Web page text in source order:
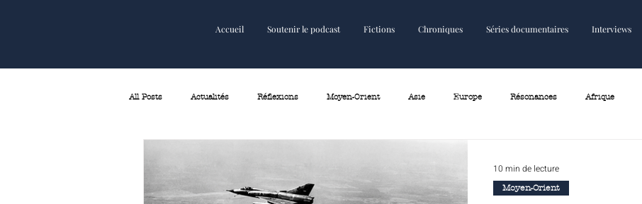
Accueil Soutenir le podcast Fictions Chroniques Séries documentaires Interviews
All Posts Actualités Réflexions Moyen-Orient Asie Europe Résonances Afrique
Moyen-Orient
10 min de lecture
Soutenir le podcast Fictions Chroniques Plus